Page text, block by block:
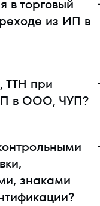
в торговый
из ИП в
ТТН при
в ООО, ЧУП?
знаками